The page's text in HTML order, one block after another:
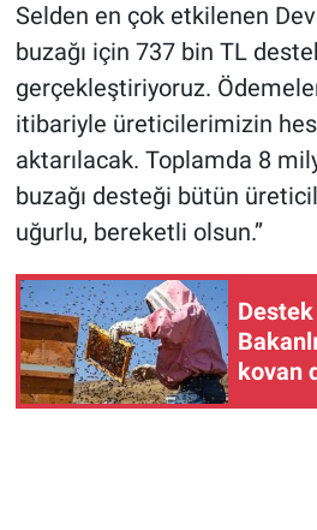
Selden en çok etkilenen
buzağı için 737 bin TL
gerçekleştiriyoruz.
itibariyle üreticilerimizin
aktarılacak. Toplamda 8
buzağı desteği bütün
uğurlu, bereketli olsun.’’
Destek
kovan